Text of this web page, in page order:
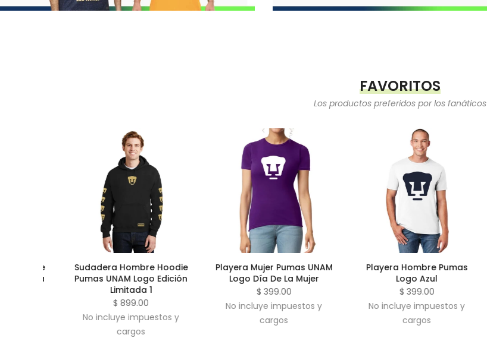
FAVORITOS
Los productos preferidos por los fanáticos
Sudadera Hombre Hoodie
Pumas UNAM Logo Edición
Limitada 1
$ 899.00
No incluye impuestos y
cargos
Playera Mujer Pumas UNAM
Logo Día De La Mujer
$ 399.00
No incluye impuestos y
cargos
Playera Hombre Pumas
Logo Azul
$ 399.00
No incluye impuestos y
cargos